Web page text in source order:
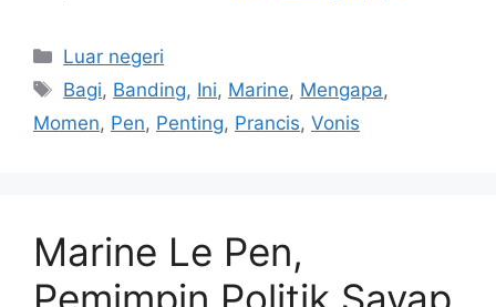
Kategori
Luar negeri
Tag
Bagi, Banding, Ini, Marine, Mengapa,
Momen, Pen, Penting, Prancis, Vonis
Marine Le Pen,
Pemimpin Politik Sayap